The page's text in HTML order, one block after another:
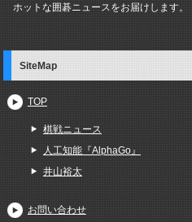
ホットな囲碁ニュースをお届けします。
SiteMap
TOP
棋戦ニュース
人工知能『AlphaGo』
井山裕太
お問い合わせ